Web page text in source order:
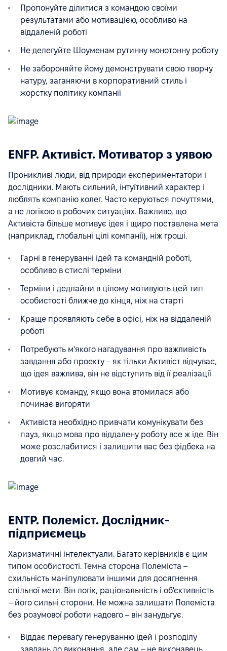
Пропонуйте ділитися з командою своїми
результатами або мотивацією, особливо на
віддаленій роботі
Не делегуйте Шоуменам рутинну монотонну роботу
Не забороняйте йому демонструвати свою творчу
натуру, заганяючи в корпоративний стиль і
жорстку політику компанії
ENFP. Активіст. Мотиватор з уявою
Проникливі люди, від природи експериментатори і
дослідники. Мають сильний, інтуїтивний характер і
люблять компанію колег. Часто керуються почуттями,
а не логікою в робочих ситуаціях. Важливо, що
Активіста більше мотивує ідея і щиро поставлена мета
(наприклад, глобальні цілі компанії), ніж гроші.
Гарні в генеруванні ідей та командній роботі,
особливо в стислі терміни
Терміни і дедлайни в цілому мотивують цей тип
особистості ближче до кінця, ніж на старті
Краще проявляють себе в офісі, ніж на віддаленій
роботі
Потребують м'якого нагадування про важливість
завдання або проекту – як тільки Активіст відчуває,
що ідея важлива, він не відступить від її реалізації
Мотивує команду, якщо вона втомилася або
починає вигоряти
Активіста необхідно привчати комунікувати без
пауз, якщо мова про віддалену роботу все ж іде. Він
може розслабитися і залишити вас без фідбека на
довгий час.
ENTP. Полеміст. Дослідник-
підприємець
Харизматичні інтелектуали. Багато керівників є цим
типом особистості. Темна сторона Полеміста –
схильність маніпулювати іншими для досягнення
спільної мети. Він логік, раціональність і об'єктивність
– його сильні сторони. Не можна залишати Полеміста
без розумової роботи надовго – він занудьгує.
Віддає перевагу генеруванню ідей і розподілу
завдань до виконання, але сам – не виконавець